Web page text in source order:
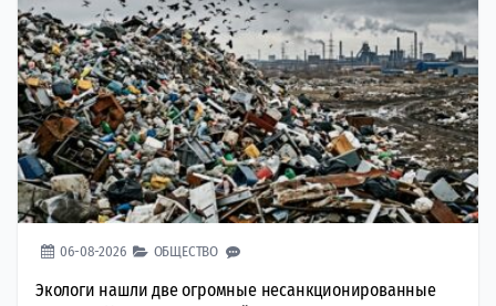
06-08-2026 ОБЩЕСТВО
Экологи нашли две огромные несанкционированные